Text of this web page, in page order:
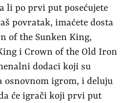
li po prvi put posećujete
povratak, imaćete dosta
of the Sunken King,
i Crown of the Old Iron
dodaci koji su
osnovnom igrom, i deluju
će igrači koji prvi put